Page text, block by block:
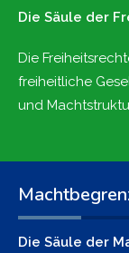
Die Säule der
Die
freiheitliche
und
Die Säule der